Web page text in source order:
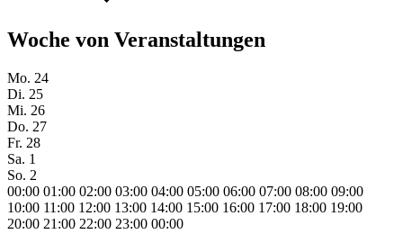
Woche von Veranstaltungen
Mo. 24
Di. 25
Mi. 26
Do. 27
Fr. 28
Sa. 1
So. 2
00:00 01:00 02:00 03:00 04:00 05:00 06:00 07:00 08:00 09:00
10:00 11:00 12:00 13:00 14:00 15:00 16:00 17:00 18:00 19:00
20:00 21:00 22:00 23:00 00:00